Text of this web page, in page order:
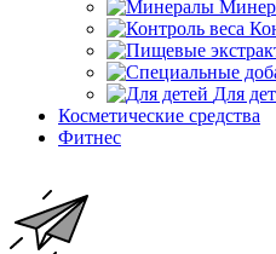
Для
Косметические средства
Фитнес